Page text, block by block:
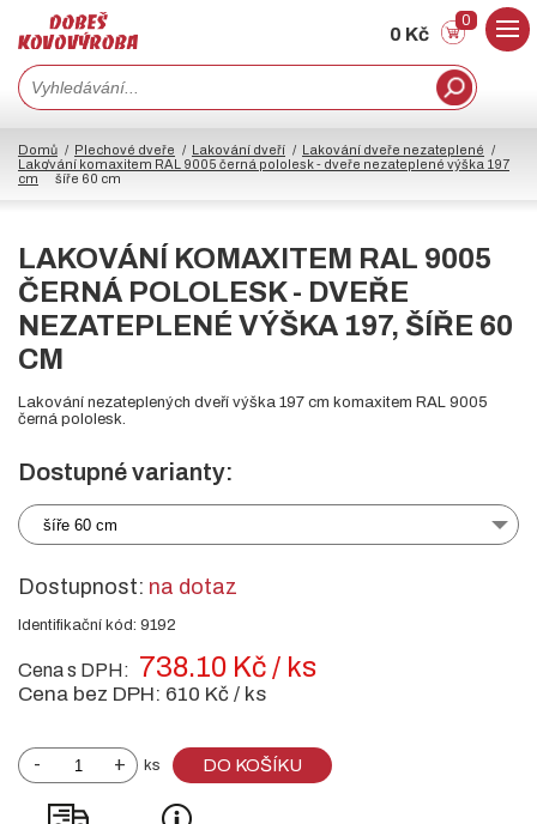
0 Kč
0
Domů Plechové dveře Lakování dveří
Lakování dveře nezateplené
Lakování komaxitem RAL 9005 černá pololesk - dveře nezateplené výška 197
cm
šíře 60 cm
LAKOVÁNÍ KOMAXITEM RAL 9005
ČERNÁ POLOLESK - DVEŘE
NEZATEPLENÉ VÝŠKA 197, ŠÍŘE 60
CM
Lakování nezateplených dveří výška 197 cm komaxitem RAL 9005
černá pololesk.
Dostupné varianty:
šíře 60 cm
Dostupnost: na dotaz
Identifikační kód: 9192
Cena s DPH: 738.10 Kč / ks
Cena bez DPH: 610 Kč / ks
- + ks DO KOŠÍKU